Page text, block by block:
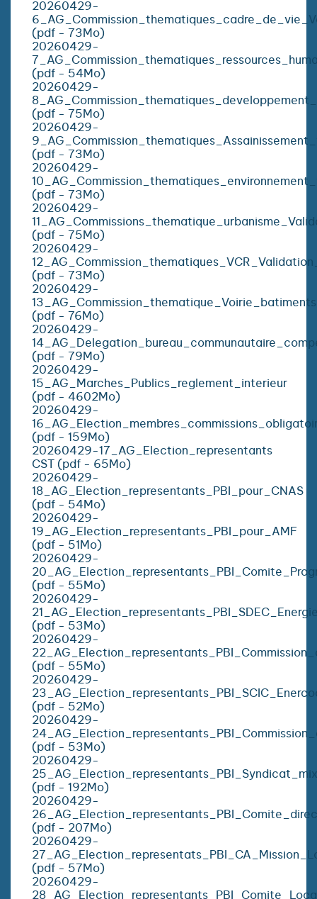
20260429-
(pdf - 73Mo)
20260429-
(pdf - 54Mo)
20260429-
(pdf - 75Mo)
20260429-
(pdf - 73Mo)
20260429-
(pdf - 73Mo)
20260429-
(pdf - 75Mo)
20260429-
(pdf - 73Mo)
20260429-
(pdf - 76Mo)
20260429-
(pdf - 79Mo)
20260429-
15_AG_Marches_Publics_reglement_interieur
(pdf - 4602Mo)
20260429-
(pdf - 159Mo)
20260429-17_AG_Election_representants
CST (pdf - 65Mo)
20260429-
18_AG_Election_representants_PBI_pour_CNAS
(pdf - 54Mo)
20260429-
19_AG_Election_representants_PBI_pour_AMF
(pdf - 51Mo)
20260429-
(pdf - 55Mo)
20260429-
(pdf - 53Mo)
20260429-
(pdf - 55Mo)
20260429-
(pdf - 52Mo)
20260429-
(pdf - 53Mo)
20260429-
(pdf - 192Mo)
20260429-
(pdf - 207Mo)
20260429-
(pdf - 57Mo)
20260429-